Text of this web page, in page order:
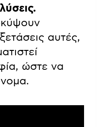
αυτές,
ώστε να